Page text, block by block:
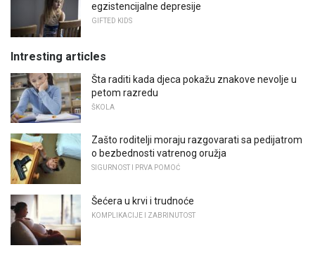
egzistencijalne depresije
GIFTED KIDS
Intresting articles
Šta raditi kada djeca pokažu znakove nevolje u
petom razredu
ŠKOLA
Zašto roditelji moraju razgovarati sa pedijatrom
o bezbednosti vatrenog oružja
SIGURNOST I PRVA POMOĆ
Šećera u krvi i trudnoće
KOMPLIKACIJE I ZABRINUTOST